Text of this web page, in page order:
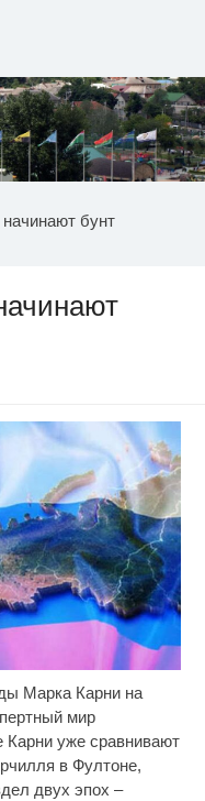
бунт
Марка Карни на
мир
Карни уже сравнивают
в Фултоне,
двух эпох –
пересмотришь не
но вы будете в шоке